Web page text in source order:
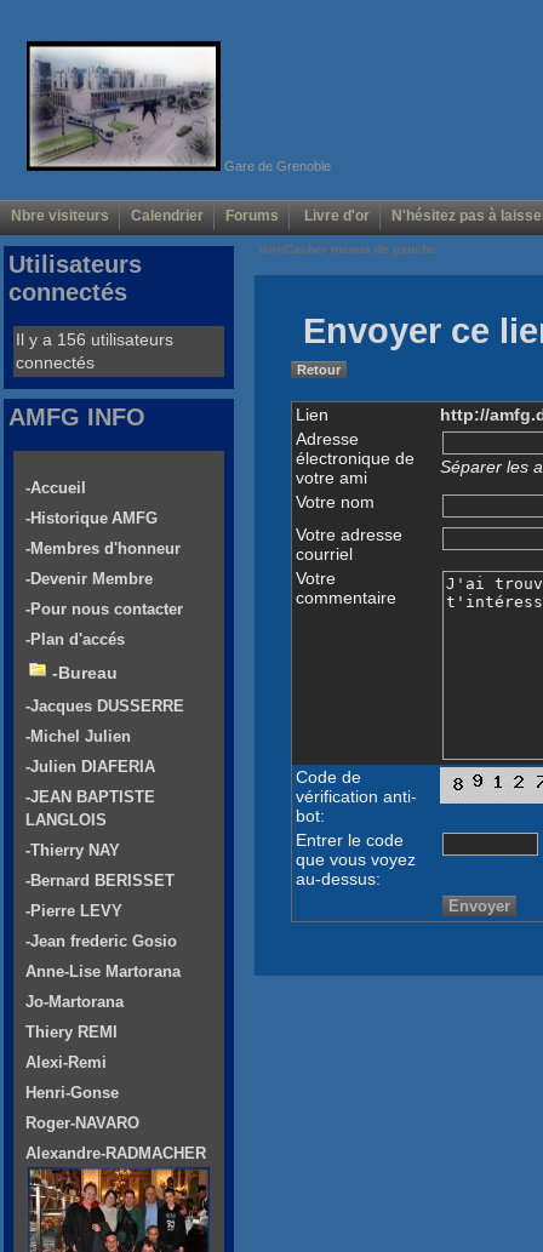
Gare de Grenoble
Nbre visiteurs Calendrier Forums Livre d'or N'hésitez pas à
Voir/Cacher menus de gauche
Envoyer ce
Retour
Lien
http://
Adresse
électronique de
votre ami
Séparer les
Votre nom
Votre adresse
courriel
Votre
commentaire
Code de
vérification anti-
bot:
Entrer le code
que vous voyez
au-dessus:
Utilisateurs
connectés
Il y a 156 utilisateurs
connectés
AMFG INFO
-Accueil
-Historique AMFG
-Membres d'honneur
-Devenir Membre
-Pour nous contacter
-Plan d'accés
-Bureau
-Jacques DUSSERRE
-Michel Julien
-Julien DIAFERIA
-JEAN BAPTISTE
LANGLOIS
-Thierry NAY
-Bernard BERISSET
-Pierre LEVY
-Jean frederic Gosio
Anne-Lise Martorana
Jo-Martorana
Thiery REMI
Alexi-Remi
Henri-Gonse
Roger-NAVARO
Alexandre-RADMACHER